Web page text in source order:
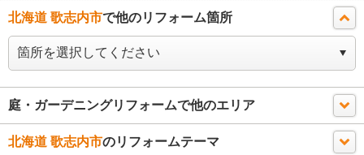
北海道 歌志内市で他のリフォーム箇所
庭・ガーデニングリフォームで他のエリア
北海道 歌志内市のリフォームテーマ